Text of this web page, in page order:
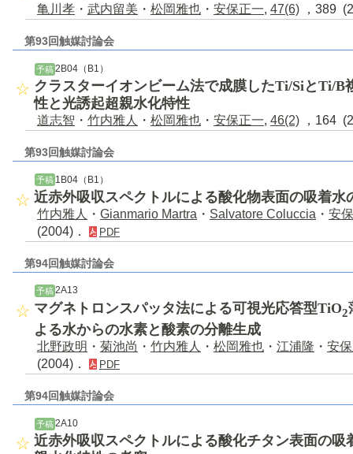
亀川孝 ・ 武内留美 ・ 松岡雅也 ・ 安保正一, 47(6) ，389
第93回触媒討論会
予稿2B04（B1）
クラスターイオンビーム法で成膜したTi/SiとTi/B
性と光誘起超親水化特性
道志智 ・ 竹内雅人 ・ 松岡雅也 ・ 安保正一, 46(2) ，164
第93回触媒討論会
予稿 1B04（B1）
近赤外吸収スペクトルによる酸化物表面の吸着水
竹内雅人 ・ Gianmario Martra ・ Salvatore Coluccia ・ 安
(2004)．
PDF
第94回触媒討論会
予稿 2A13
マグネトロンスパッタ法による可視光応答型TiO2
よる水からの水素と酸素の分離生成
北野政明 ・ 菊池尚 ・ 竹内雅人 ・ 松岡雅也 ・ 江浦隆 ・ 安
(2004)．
PDF
第94回触媒討論会
予稿2A10
近赤外吸収スペクトルによる酸化チタン表面の吸